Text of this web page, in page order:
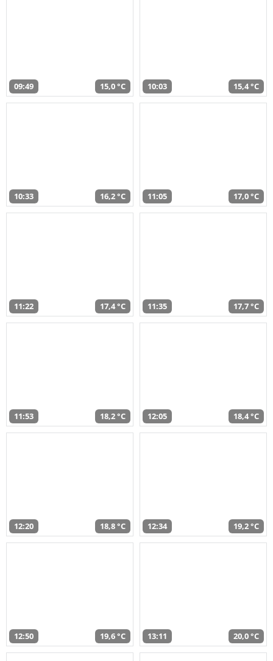
09:49 15,0 °C 10:03 15,4 °C
10:33 16,2 °C 11:05 17,0 °C
11:22 17,4 °C 11:35 17,7 °C
11:53 18,2 °C 12:05 18,4 °C
12:20 18,8 °C 12:34 19,2 °C
12:50 19,6 °C 13:11 20,0 °C